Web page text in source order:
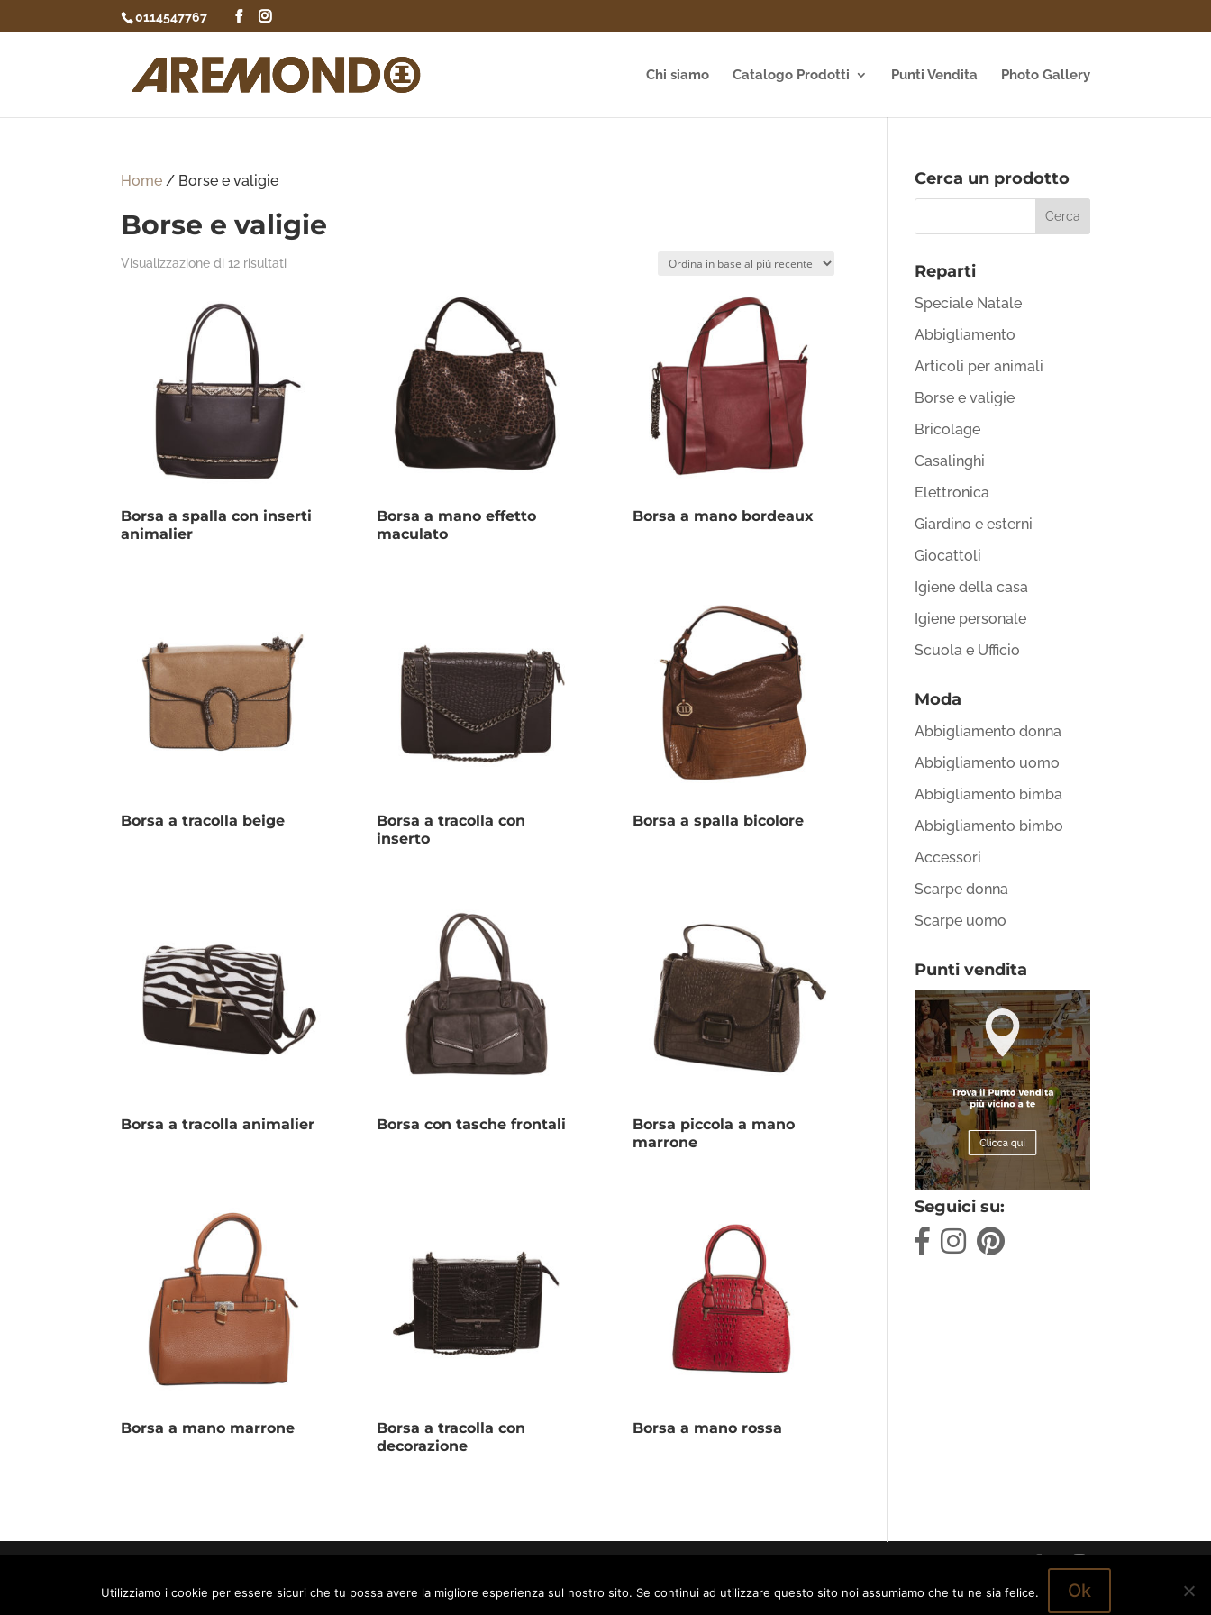
0114547767
Chi siamo Catalogo Prodotti Punti Vendita Photo Gallery
Home / Borse e valigie
Borse e valigie
Visualizzazione di 12 risultati
recente
Borsa a spalla con inserti
animalier
Borsa a mano effetto
maculato
Borsa a mano bordeaux
Borsa a tracolla beige
Borsa a tracolla con
inserto
Borsa a spalla bicolore
Borsa a tracolla animalier Borsa con tasche frontali
Borsa piccola a mano
marrone
Borsa a mano marrone
Borsa a tracolla con
decorazione
Borsa a mano rossa
Cerca un prodotto
Reparti
Speciale Natale
Abbigliamento
Articoli per animali
Borse e valigie
Bricolage
Casalinghi
Elettronica
Giardino e esterni
Giocattoli
Igiene della casa
Igiene personale
Scuola e Ufficio
Moda
Abbigliamento donna
Abbigliamento uomo
Abbigliamento bimba
Abbigliamento bimbo
Accessori
Scarpe donna
Scarpe uomo
Punti vendita
Seguici su:
P.IVA 01488620053 -Privacy Policy-Cookie Policy© 2019Consulente Web
Utilizziamo i cookie per essere sicuri che tu possa avere la migliore esperienza sul nostro sito. Se continui ad utilizzare questo sito noi assumiamo che tu ne sia felice. Ok